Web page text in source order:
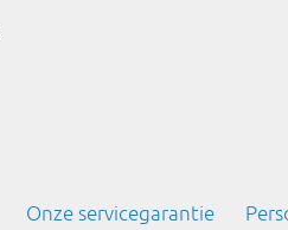
Onze servicegarantie